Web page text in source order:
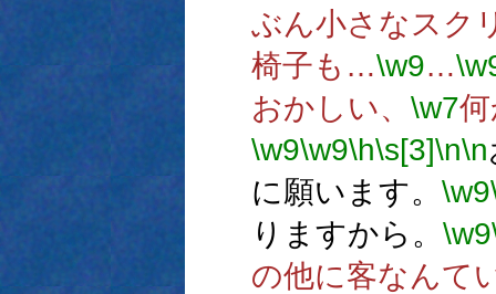
ぶん小さなスク
椅子も…\w9…
おかしい、 \w7
\w9\w9\h\s[3]\n\n
に願います。 \w9
りますから。 \w9
の他に客なんて